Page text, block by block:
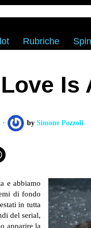
Rubriche
by Simone Pozzoli
e abbiamo
di fondo
in tutta
del serial,
apparire la